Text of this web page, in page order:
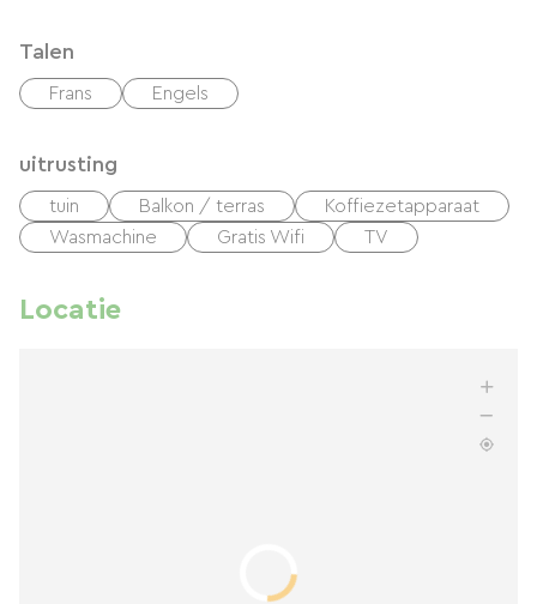
Talen
Frans Engels
uitrusting
tuin Balkon / terras
Koffiezetapparaat
Wasmachine
Gratis Wifi TV
Locatie